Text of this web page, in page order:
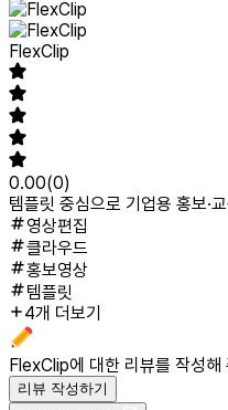
FlexClip
0.00(0)
템플릿 중심으로 기업용 홍보·
영상편집
클라우드
홍보영상
템플릿
4개 더보기
FlexClip에 대한 리뷰를 작성해
리뷰 작성하기